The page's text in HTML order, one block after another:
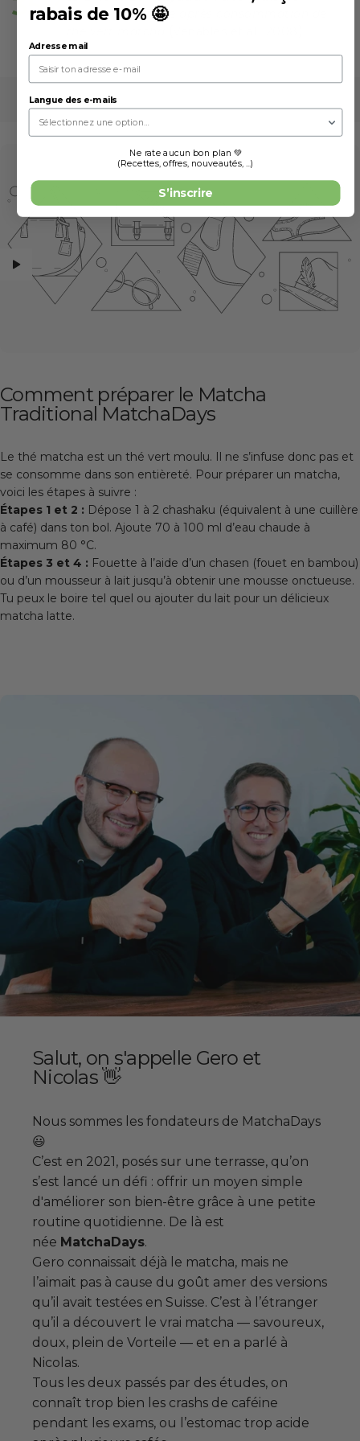
pendant l’exercice après consommation de
Comment préparer le Matcha
Traditional MatchaDays
Le thé matcha est un thé vert moulu. Il ne s’infuse donc pas et
se consomme dans son entièreté. Pour préparer un matcha,
voici les étapes à suivre :
Étapes 1 et 2 : Dépose 1 à 2 chashaku (équivalent à une cuillère
à café) dans ton bol. Ajoute 70 à 100 ml d’eau chaude à
maximum 80 °C.
Étapes 3 et 4 : Fouette à l’aide d’un chasen (fouet en bambou)
ou d’un mousseur à lait jusqu’à obtenir une mousse onctueuse.
Tu peux le boire tel quel ou ajouter du lait pour un délicieux
matcha latte.
Salut, on s'appelle Gero et
Nicolas 👋
Nous sommes les fondateurs de MatchaDays
😃
C’est en 2021, posés sur une terrasse, qu’on
s’est lancé un défi : offrir un moyen simple
d'améliorer son bien-être grâce à une petite
routine quotidienne. De là est
née MatchaDays.
Gero connaissait déjà le matcha, mais ne
l’aimait pas à cause du goût amer des versions
qu’il avait testées en Suisse. C’est à l’étranger
qu’il a découvert le vrai matcha — savoureux,
doux, plein de Vorteile — et en a parlé à
Nicolas.
Tous les deux passés par des études, on
connaît trop bien les crashs de caféine
pendant les exams, ou l’estomac trop acide
rabais de 10% 🤩
Adresse mail
Langue des e-mails
Ne rate aucun bon plan 💚
(Recettes, offres, nouveautés, ...)
S’inscrire